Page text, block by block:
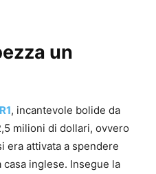
un
, incantevole bolide da
milioni di dollari, ovvero
era attivata a spendere
inglese. Insegue la